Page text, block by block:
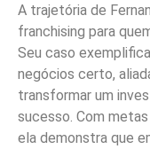
A trajetória de
franchising para
Seu caso
negócios certo,
transformar um
sucesso. Com
ela demonstra que